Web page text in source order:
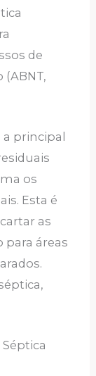
de
principal
os
Esta é
as
para áreas
Séptica